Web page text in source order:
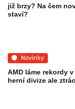
již brzy? Na čem
staví?
Novinky
AMD láme rekordy
herní divize ale